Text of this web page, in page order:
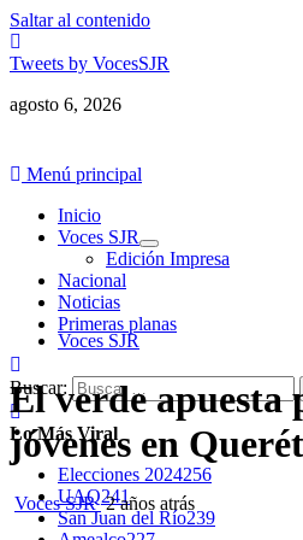
Saltar al contenido
Tweets by VocesSJR
agosto 6, 2026
Menú principal
Inicio
Voces SJR
Edición Impresa
Nacional
Noticias
Primeras planas
Buscar:
Lo Más Viral
Elecciones 2024256
UAQ241
San Juan del Río239
Voces SJR
El verde apuesta
jóvenes en
Voces SJR2 años atrás